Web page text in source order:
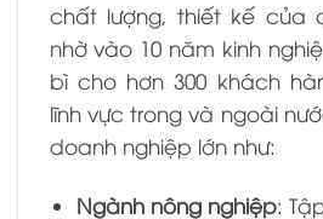
chất lượng, thiết kế của
nhờ vào 10 năm kinh
bì cho hơn 300 khách
lĩnh vực trong và ngoài
doanh nghiệp lớn như:
Ngành nông nghiệp: